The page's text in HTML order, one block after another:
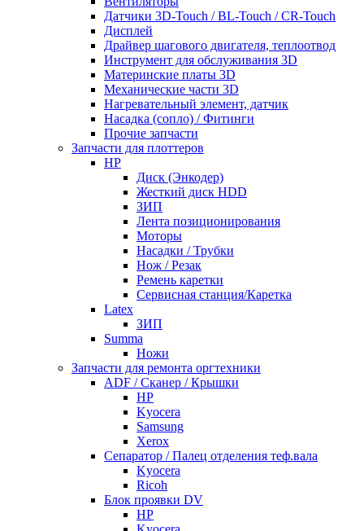
Датчики 3D-Touch / BL-Touch / CR-Touch
Дисплей
Драйвер шагового двигателя, теплоотвод
Инструмент для обслуживания 3D
Материнские платы 3D
Механические части 3D
Нагревательный элемент, датчик
Насадка (сопло) / Фитинги
Прочие запчасти
Запчасти для плоттеров
HP
Диск (Энкодер)
Жесткий диск HDD
ЗИП
Лента позиционирования
Моторы
Насадки / Трубки
Нож / Резак
Ремень каретки
Сервисная станция/Каретка
Latex
ЗИП
Summa
Ножи
Запчасти для ремонта оргтехники
ADF / Сканер / Крышки
HP
Kyocera
Samsung
Xerox
Cепаратор / Палец отделения теф.вала
Kyocera
Ricoh
Блок проявки DV
HP